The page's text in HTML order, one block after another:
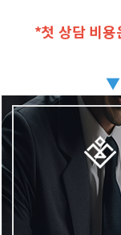
*첫 상담 비
▼